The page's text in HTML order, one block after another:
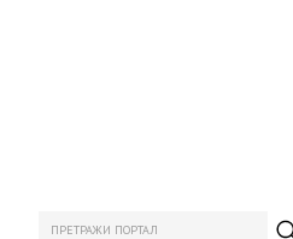
ПРЕТРАЖИ ПОРТАЛ